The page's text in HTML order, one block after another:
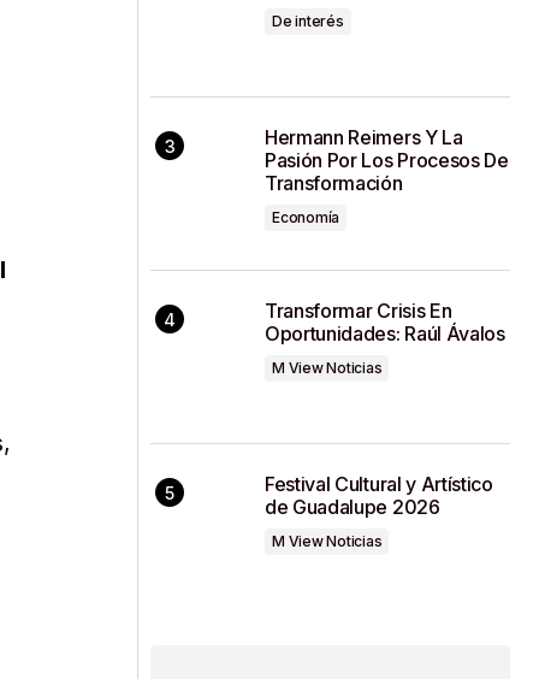
De interés
Hermann Reimers Y La
Pasión Por Los Procesos De
Transformación
Economía
Transformar Crisis En
Oportunidades: Raúl Ávalos
M View Noticias
Festival Cultural y Artístico
de Guadalupe 2026
M View Noticias